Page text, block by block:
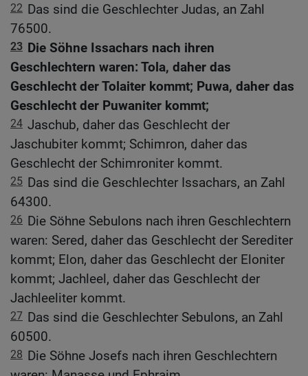
22 Das sind die Geschlechter Judas, an Zahl
76500.
23 Die Söhne Issachars nach ihren
Geschlechtern waren: Tola, daher das
Geschlecht der Tolaiter kommt; Puwa, daher das
Geschlecht der Puwaniter kommt;
24 Jaschub, daher das Geschlecht der
Jaschubiter kommt; Schimron, daher das
Geschlecht der Schimroniter kommt.
25 Das sind die Geschlechter Issachars, an Zahl
64300.
26 Die Söhne Sebulons nach ihren Geschlechtern
waren: Sered, daher das Geschlecht der Serediter
kommt; Elon, daher das Geschlecht der Eloniter
kommt; Jachleel, daher das Geschlecht der
Jachleeliter kommt.
27 Das sind die Geschlechter Sebulons, an Zahl
60500.
28 Die Söhne Josefs nach ihren Geschlechtern